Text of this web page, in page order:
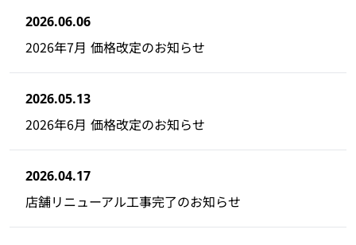
2026.06.06
2026年7月 価格改定のお知らせ
2026.05.13
2026年6月 価格改定のお知らせ
2026.04.17
店舗リニューアル工事完了のお知らせ